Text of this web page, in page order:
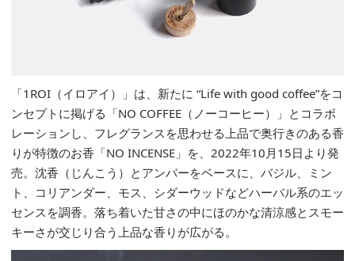
「1ROI（イロアイ）」は、新たに “Life with good coffee”をコ
ンセプトに掲げる「NO COFFEE（ノーコーヒー）」とコラボ
レーションし、フレグランスを思わせる上品で奥行きのある香
りが特徴のお香「NO INCENSE」を、2022年10月15日より発
売。沈香（じんこう）とアンバーをベースに、バジル、ミン
ト、コリアンダー、モス、シダーウッドなどハーバル系のエッ
センスを調香。落ち着いた甘さの中にほのかな清涼感とスモー
キーさが交じり合う上品な香りが広がる。